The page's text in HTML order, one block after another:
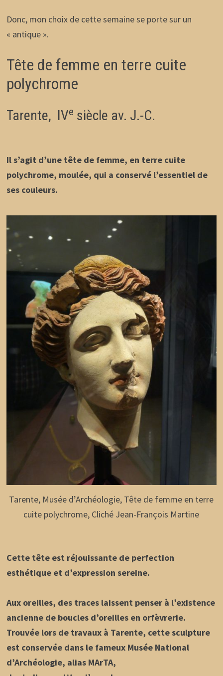
Donc, mon choix de cette semaine se porte sur un
« antique ».
Tête de femme en terre cuite
polychrome
Tarente, IVe siècle av. J.-C.
Il s’agit d’une tête de femme, en terre cuite
polychrome, moulée, qui a conservé l’essentiel de
ses couleurs.
Tarente, Musée d’Archéologie, Tête de femme en terre
cuite polychrome, Cliché Jean-François Martine
Cette tête est réjouissante de perfection
esthétique et d’expression sereine.
Aux oreilles, des traces laissent penser à l’existence
ancienne de boucles d’oreilles en orfèvrerie.
Trouvée lors de travaux à Tarente, cette sculpture
est conservée dans le fameux Musée National
d’Archéologie, alias MArTA,